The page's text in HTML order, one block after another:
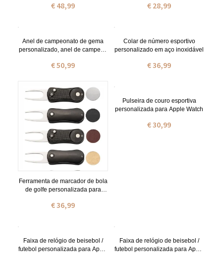
meninas, equipe de jogadores
€ 48,99 € 28,99
Anel de campeonato de gema
personalizado, anel de campeão
basquete, futebol, beisebol, luta
troféu
€ 50,99
Colar de número esportivo
personalizado em aço inoxidável
€ 36,99
Ferramenta de marcador de bola
de golfe personalizada para
€ 36,99
Pulseira de couro esportiva
personalizada para Apple Watch
€ 30,99
Faixa de relógio de beisebol /
futebol personalizada para Apple
Faixa de relógio de beisebol /
futebol personalizada para Apple